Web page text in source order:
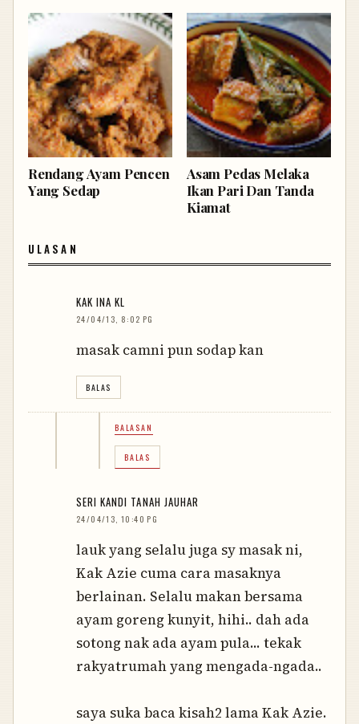
Rendang Ayam Pencen
Yang Sedap
Asam Pedas Melaka
Ikan Pari Dan Tanda
Kiamat
ULASAN
KAK INA KL
24/04/13, 8:02 PG
masak camni pun sodap kan
BALAS
BALASAN
BALAS
SERI KANDI TANAH JAUHAR
24/04/13, 10:40 PG
lauk yang selalu juga sy masak ni,
Kak Azie cuma cara masaknya
berlainan. Selalu makan bersama
ayam goreng kunyit, hihi.. dah ada
sotong nak ada ayam pula... tekak
rakyatrumah yang mengada-ngada..
saya suka baca kisah2 lama Kak Azie.